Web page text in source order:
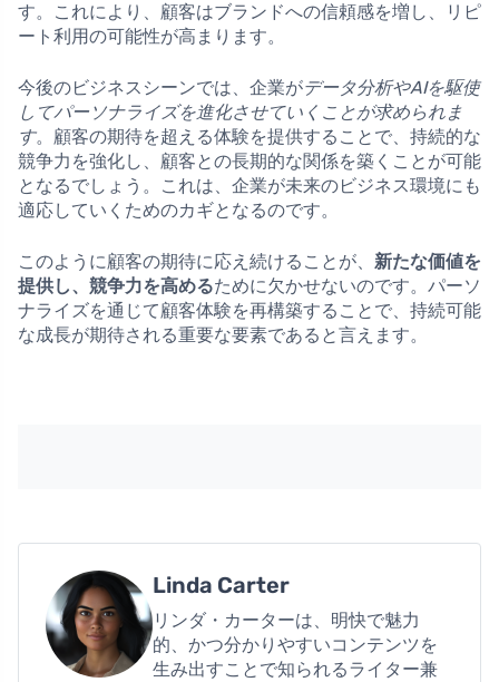
す。これにより、顧客はブランドへの信頼感を増し、リピ
ート利用の可能性が高まります。
今後のビジネスシーンでは、企業がデータ分析やAIを駆使
してパーソナライズを進化させていくことが求められま
す。顧客の期待を超える体験を提供することで、持続的な
競争力を強化し、顧客との長期的な関係を築くことが可能
となるでしょう。これは、企業が未来のビジネス環境にも
適応していくためのカギとなるのです。
このように顧客の期待に応え続けることが、 新たな価値を
提供し、競争力を高めるために欠かせないのです。パーソ
ナライズを通じて顧客体験を再構築することで、持続可能
な成長が期待される重要な要素であると言えます。
Linda Carter
リンダ・カーターは、明快で魅力
的、かつ分かりやすいコンテンツを
生み出すことで知られるライター兼